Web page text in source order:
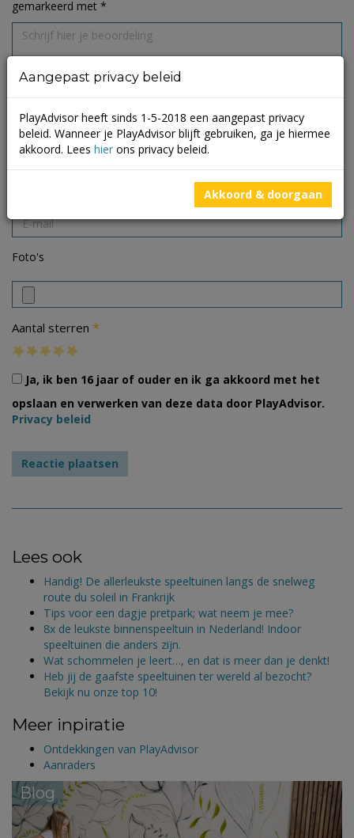
gemarkeerd met *
Foto's
Aantal sterren *
Ja, ik ben 16 jaar of ouder en ik ga akkoord met het
opslaan en verwerken van deze data door PlayAdvisor.
Privacy beleid
Lees ook
Handig! De allerleukste speeltuinen langs de snelweg
route du soleil in Frankrijk
Tips voor een dagje pretpark; wat neem je mee?
8x de leukste binnenspeeltuin in Nederland! Indoor
speeltuinen die anders zijn.
Wat schommelen je leert…, en dat is meer dan je denkt!
Heb jij de gaafste speeltuinen ter wereld al bezocht?
Bekijk nu onze top 10!
Meer inpiratie
Ontdekkingen van PlayAdvisor
Aanraders
Blog
Aangepast privacy beleid
PlayAdvisor heeft sinds 1-5-2018 een aangepast privacy
beleid. Wanneer je PlayAdvisor blijft gebruiken, ga je hiermee
akkoord. Lees hier ons privacy beleid.
Akkoord & doorgaan